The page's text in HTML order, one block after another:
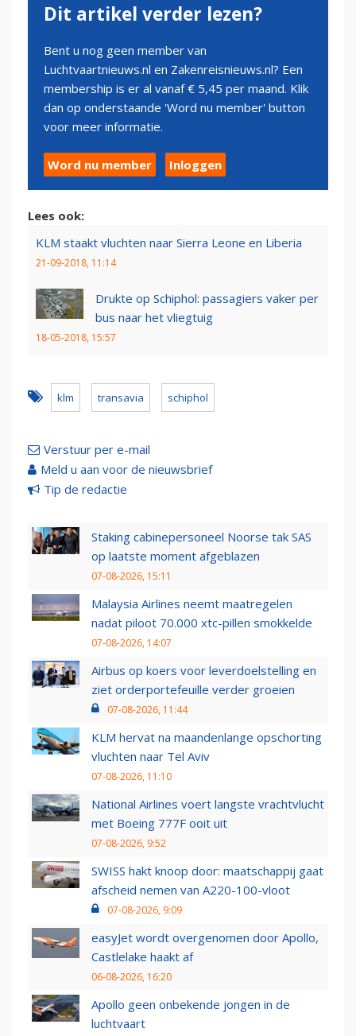
Dit artikel verder lezen?
Bent u nog geen member van
Luchtvaartnieuws.nl en Zakenreisnieuws.nl? Een
membership is er al vanaf € 5,45 per maand. Klik
dan op onderstaande 'Word nu member' button
voor meer informatie.
Word nu member Inloggen
Lees ook:
KLM staakt vluchten naar Sierra Leone en Liberia
21-09-2018, 11:14
Drukte op Schiphol: passagiers vaker per
bus naar het vliegtuig
18-05-2018, 15:57
klm transavia schiphol
Verstuur per e-mail
Meld u aan voor de nieuwsbrief
Tip de redactie
Staking cabinepersoneel Noorse tak SAS
op laatste moment afgeblazen
07-08-2026, 15:11
Malaysia Airlines neemt maatregelen
nadat piloot 70.000 xtc-pillen smokkelde
07-08-2026, 14:07
Airbus op koers voor leverdoelstelling en
ziet orderportefeuille verder groeien
07-08-2026, 11:44
KLM hervat na maandenlange opschorting
vluchten naar Tel Aviv
07-08-2026, 11:10
National Airlines voert langste vrachtvlucht
met Boeing 777F ooit uit
07-08-2026, 9:52
SWISS hakt knoop door: maatschappij gaat
afscheid nemen van A220-100-vloot
07-08-2026, 9:09
easyJet wordt overgenomen door Apollo,
Castlelake haakt af
06-08-2026, 16:20
Apollo geen onbekende jongen in de
luchtvaart